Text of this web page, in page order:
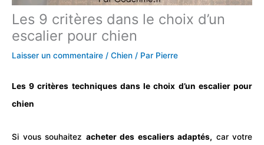
Les 9 critères dans le choix d’un
escalier pour chien
Laisser un commentaire / Chien / Par Pierre
Les 9 critères techniques dans le choix d’un escalier pour
chien
Si vous souhaitez acheter des escaliers adaptés, car votre